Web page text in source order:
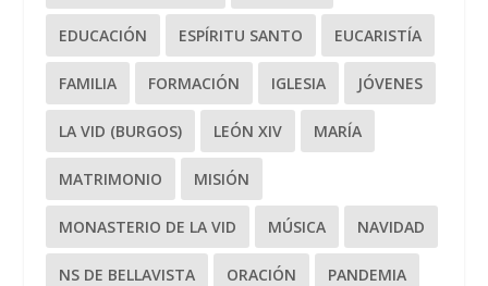
EDUCACIÓN ESPÍRITU SANTO EUCARISTÍA
FAMILIA FORMACIÓN IGLESIA JÓVENES
LA VID (BURGOS) LEÓN XIV MARÍA
MATRIMONIO MISIÓN
MONASTERIO DE LA VID MÚSICA NAVIDAD
NS DE BELLAVISTA ORACIÓN PANDEMIA